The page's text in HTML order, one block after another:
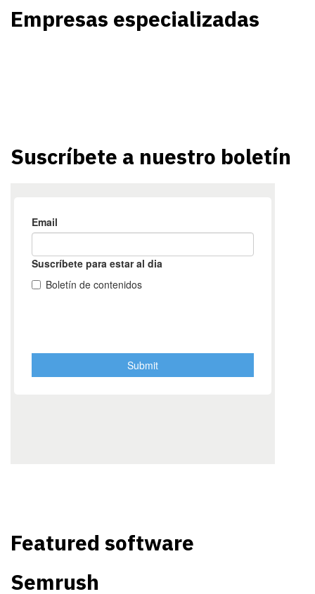
Empresas especializadas
Suscríbete a nuestro boletín
Featured software
Semrush